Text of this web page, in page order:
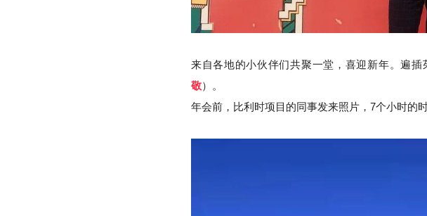
来自各地的小伙伴们共聚一堂，喜迎新年。遍插
敬）。
年会前，比利时项目的同事发来照片，7个小时的